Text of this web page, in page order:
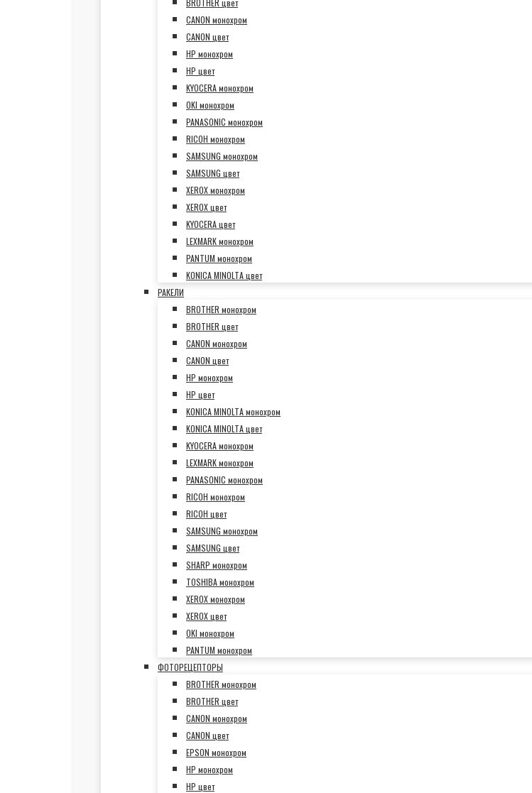
BROTHER цвет
CANON монохром
CANON цвет
HP монохром
HP цвет
KYOCERA монохром
OKI монохром
PANASONIC монохром
RICOH монохром
SAMSUNG монохром
SAMSUNG цвет
XEROX монохром
XEROX цвет
KYOCERA цвет
LEXMARK монохром
PANTUM монохром
KONICA MINOLTA цвет
РАКЕЛИ
BROTHER монохром
BROTHER цвет
CANON монохром
CANON цвет
HP монохром
HP цвет
KONICA MINOLTA монохром
KONICA MINOLTA цвет
KYOCERA монохром
LEXMARK монохром
PANASONIC монохром
RICOH монохром
RICOH цвет
SAMSUNG монохром
SAMSUNG цвет
SHARP монохром
TOSHIBA монохром
XEROX монохром
XEROX цвет
OKI монохром
PANTUM монохром
ФОТОРЕЦЕПТОРЫ
BROTHER монохром
BROTHER цвет
CANON монохром
CANON цвет
EPSON монохром
HP монохром
HP цвет